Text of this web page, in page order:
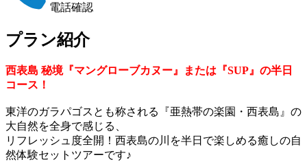
電話確認
プラン紹介
西表島 秘境『マングローブカヌー』または『SUP』の半日
コース！
東洋のガラパゴスとも称される『亜熱帯の楽園・西表島』の
大自然を全身で感じる、
リフレッシュ度全開！西表島の川を半日で楽しめる癒しの自
然体験セットツアーです♪